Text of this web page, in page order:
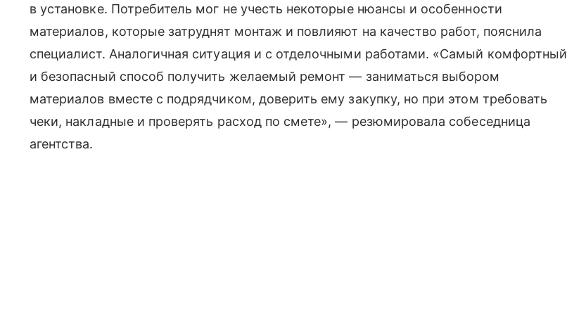
в установке. Потребитель мог не учесть некоторые нюансы и особенности
материалов, которые затруднят монтаж и повлияют на качество работ, пояснила
специалист. Аналогичная ситуация и с отделочными работами. «Самый комфортный
и безопасный способ получить желаемый ремонт — заниматься выбором
материалов вместе с подрядчиком, доверить ему закупку, но при этом требовать
чеки, накладные и проверять расход по смете», — резюмировала собеседница
агентства.